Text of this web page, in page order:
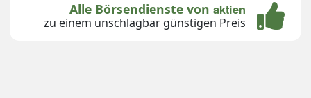
Alle Börsendienste von aktien
zu einem unschlagbar günstigen Preis